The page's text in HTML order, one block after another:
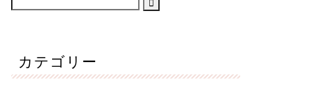
カテゴリー